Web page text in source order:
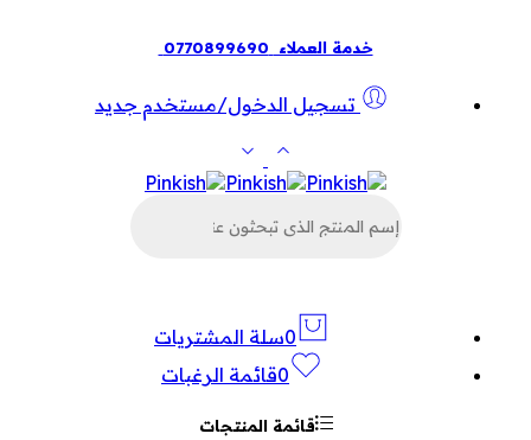
خدمة العملاء 0770899690
تسجيل الدخول/مستخدم جديد
عن
0سلة المشتريات
0قائمة الرغبات
قائمة المنتجات